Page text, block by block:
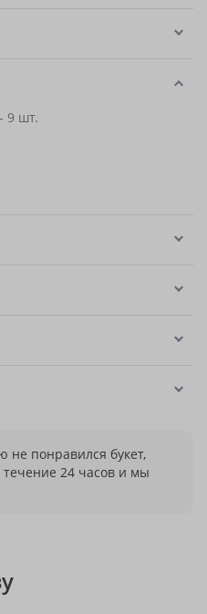
9 шт.
не понравился букет,
24 часов и мы